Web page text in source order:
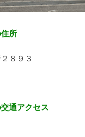
所
８９３
通アクセス